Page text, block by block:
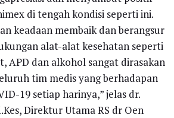
di tengah kondisi seperti ini.
keadaan membaik dan berangsur
alat-alat kesehatan seperti
APD dan alkohol sangat dirasakan
tim medis yang berhadapan
19 setiap harinya,” jelas dr.
Direktur Utama RS dr Oen